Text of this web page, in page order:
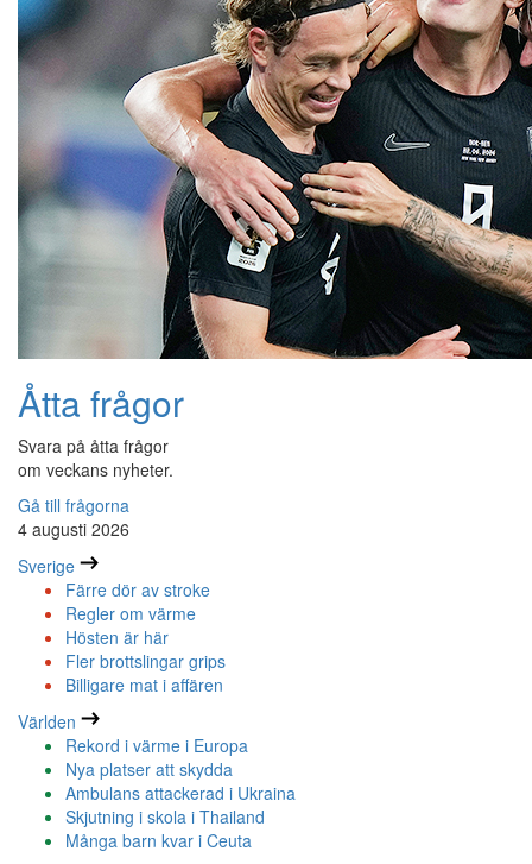
Åtta frågor
Svara på åtta frågor
om veckans nyheter.
Gå till frågorna
4 augusti 2026
Sverige
Färre dör av stroke
Regler om värme
Hösten är här
Fler brottslingar grips
Billigare mat i affären
Världen
Rekord i värme i Europa
Nya platser att skydda
Ambulans attackerad i Ukraina
Skjutning i skola i Thailand
Många barn kvar i Ceuta